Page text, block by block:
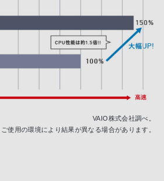
VAIO株式会社調べ。
ご使用の環境により結果が異なる場合があります。